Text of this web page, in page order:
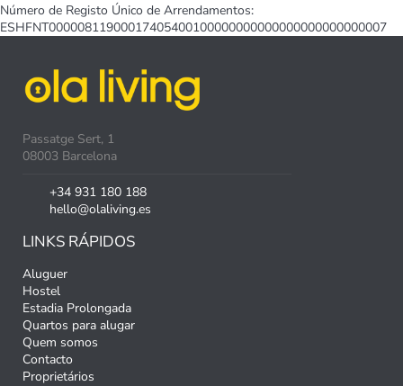
Número de Registo Único de Arrendamentos:
ESHFNT00000811900017405400100000000000000000000000007
Passatge Sert, 1
08003 Barcelona
+34 931 180 188
hello@olaliving.es
LINKS RÁPIDOS
Aluguer
Hostel
Estadia Prolongada
Quartos para alugar
Quem somos
Contacto
Proprietários